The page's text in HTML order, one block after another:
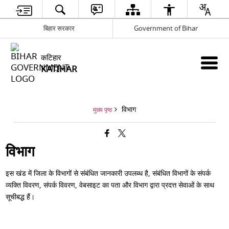
बिहार सरकार Government of Bihar
कटिहार
KATIHAR
मुख्य पृष्ठ विभाग
विभाग
इस खंड में जिला के विभागों से संबंधित जानकारी उपलब्ध है, संबंधित विभागों के संपर्क
व्यक्ति विवरण, संपर्क विवरण, वेबसाइट का पता और विभाग द्वारा प्रदत्त सेवाओं के साथ
सूचीबद्ध हैं।